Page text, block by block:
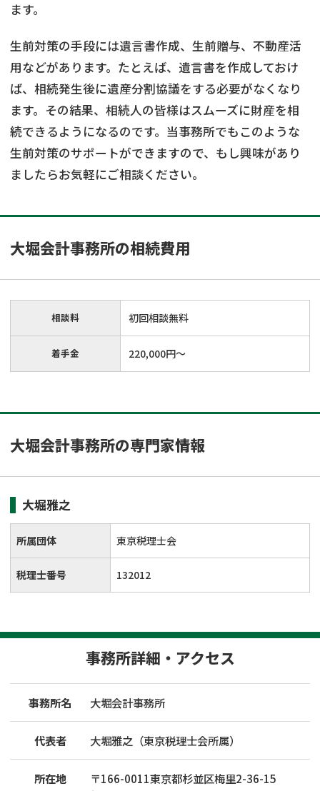
ます。
生前対策の手段には遺言書作成、生前贈与、不動産活
用などがあります。たとえば、遺言書を作成しておけ
ば、相続発生後に遺産分割協議をする必要がなくなり
ます。その結果、相続人の皆様はスムーズに財産を相
続できるようになるのです。当事務所でもこのような
生前対策のサポートができますので、もし興味があり
ましたらお気軽にご相談ください。
大堀会計事務所の相続費用
相談料 初回相談無料
着手金 220,000円～
大堀会計事務所の専門家情報
大堀雅之
所属団体 東京税理士会
税理士番号 132012
事務所詳細・アクセス
事務所名 大堀会計事務所
代表者 大堀雅之（東京税理士会所属）
所在地 〒166-0011東京都杉並区梅里2-36-15